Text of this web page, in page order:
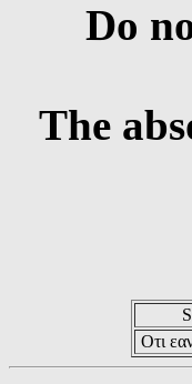
Do
The
Οτι